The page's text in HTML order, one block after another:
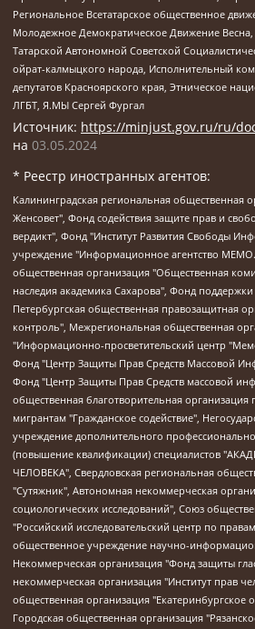
Региональное Всетатарское общественное
Молодежное Демократическое Движение
Татарской Автономной Советской
ойрат-калмыцкого народа, Исполнительный
депутатов Красноярского края, Этническое
ЛГБТ, Я.МЫ Сергей Фургал
Источник: https://minjust.gov.ru/ru/
на 03.05.2024
* Реестр иностранных агентов:
Калининградская региональная общественная организация "Экозащита!-Женсовет", Фонд содействия защите прав и свобод граждан "Общественный вердикт", Фонд "Институт Развития Свободы Информации", Частное учреждение "Информационное агентство МЕМО. РУ", Региональная общественная организация "Общественная комиссия по сохранению наследия академика Сахарова", Фонд поддержки свободы прессы, Санкт-Петербургская общественная правозащитная организация "Гражданский контроль", Межрегиональная общественная организация "Информационно-просветительский центр "Мемориал", Региональный Фонд "Центр Защиты Прав Средств Массовой Информации", с 05.12.2023 Фонд "Центр Защиты Прав Средств массовой информации", Региональная общественная благотворительная организация помощи беженцам и мигрантам "Гражданское содействие", Негосударственное образовательное учреждение дополнительного профессионального образования (повышение квалификации) специалистов "АКАДЕМИЯ ПО ПРАВАМ ЧЕЛОВЕКА", Свердловская региональная общественная организация "Сутяжник", Автономная некоммерческая организация "Центр независимых социологических исследований", Союз общественных объединений "Российский исследовательский центр по правам человека", Региональное общественное учреждение научно-информационный центр "МЕМОРИАЛ", Некоммерческая организация "Фонд защиты гласности", Автономная некоммерческая организация "Институт прав человека", Городская общественная организация "Екатеринбургское общество "МЕМОРИАЛ", Городская общественная организация "Рязанское историко-просветительское и правозащитное общество "Мемориал" (Рязанский Мемориал), Челябинский региональный орган общественной самодеятельности – женское общественное объединение "Женщины Евразии", Челябинский региональный орган общественной самодеятельности "Уральская правозащитная группа", Фонд содействия защите здоровья и социальной справедливости имени Андрея Рылькова, Автономная Некоммерческая Организация "Аналитический Центр Юрия Левады", Автономная некоммерческая организация социальной поддержки населения "Проект Апрель", Региональная общественная организация помощи женщинам и детям, находящимся в кризисной ситуации "Информационно-методический центр "Анна", Фонд содействия развитию массовых коммуникаций и правовому просвещению "Так-так-Так", Фонд содействия устойчивому развитию "Серебряная тайга", Свердловский региональный общественный фонд социальных проектов "Новое время", "Idel.Реалии", Кавказ.Реалии, Крым.Реалии, Телеканал Настоящее Время, Татаро-башкирская служба Радио Свобода (Azatliq Radiosi), Радио Свободная Европа/Радио Свобода (PCE/PC), "Сибирь.Реалии", "Фактограф", Благотворительный фонд помощи осужденным и их семьям, Автономная некоммерческая организация "Институт глобализации и социальных движений", Фонд "В защиту прав заключенных", Частное учреждение "Центр поддержки и содействия развитию средств массовой информации", Пензенский региональный общественный благотворительный фонд "Гражданский союз", "Север.Реалии", Некоммерческая организация Фонд "Правовая инициатива", Общество с ограниченной ответственностью "Радио Свободная Европа/Радио Свобода", Чешское информационное агентство "MEDIUM-ORIENT", Красноярская региональная общественная организация "Мы против СПИДа", Камалягин Денис Николаевич, Маркелов Сергей Евгеньевич, Пономарев Лев Александрович, Савицкая Людмила Алексеевна, Автономная некоммерческая организация "Центр по работе с проблемой насилия "НАСИЛИЮ.НЕТ", Межрегиональный профессиональный союз работников здравоохранения "Альянс врачей", Юридическое лицо, зарегистрированное в Латвийской Республике, SIA "Medusa Project" (регистрационный номер 40103797863, дата регистрации 10.06.2014), Некоммерческая организация "Фонд по борьбе с коррупцией", Автономная некоммерческая организация "Институт права и публичной политики", Баданин Роман Сергеевич, Гликин Максим Александрович, Железнова Мария Михайловна, Лукьянова Юлия Сергеевна, Маетная Елизавета Витальевна, Маняхин Петр Борисович, Чуракова Ольга Владимировна, Ярош Юлия Петровна, Юридическое лицо "The Insider SIA", зарегистрированное в Риге, Латвийская Республика (дата регистрации 26.06.2015), являющееся администратором доменного имени интернет-издания "The Insider SIA", https://theins.ru, Постернак Алексей Евгеньевич, Рубин Михаил Аркадьевич, Анин Роман Александрович, Юридическое лицо Istories fonds, зарегистрированное в Латвийской Республике (регистрационный номер 50008295751, дата регистрации 24.02.2020), Великовский Дмитрий Александрович, Долинина Ирина Николаевна, Мароховская Алеся Алексеевна, Шлейнов Роман Юрьевич, Шмагун Олеся Валентиновна, Общество с ограниченной ответственностью "Альтаир 2021", Общество с ограниченной ответственностью "Вега 2021", Общество с ограниченной ответственностью "Главный редактор 2021", Общество с ограниченной ответственностью "Ромашки монолит", Важенков Артем Валерьевич, Ивановская областная общественная организация "Центр гендерных исследований", Гурман Юрий Альбертович, Медиапроект "ОВД-Инфо", Егоров Владимир Владимирович, Жилинский Владимир Александрович, Общество с ограниченной ответственностью "ЗП", Иванова София Юрьевна, Карезина Инна Павловна, Кильтау Екатерина Викторовна, Петров Алексей Викторович, Пискунов Сергей Евгеньевич, Смирнов Сергей Сергеевич, Тихонов Михаил Сергеевич, Общество с ограниченной ответственностью "ЖУРНАЛИСТ-ИНОСТРАННЫЙ АГЕНТ", Арапова Галина Юрьевна, Вольтская Татьяна Анатольевна, Американская компания "Mason G.E.S. Anonymous Foundation" (США), являющаяся владельцем интернет-издания https://mnews.world/, Компания "Stichting Bellingcat", зарегистрированная в Нидерландах (дата регистрации 11.07.2018), Захаров Андрей Вячеславович, Клепиковская Екатерина Дмитриевна, Общество с ограниченной ответственностью "МЕМО", Перл Роман Александрович, Симонов Евгений Алексеевич, Соловьева Елена Анатольевна, Сотников Даниил Владимирович, Сурначева Елизавета Дмитриевна, Автономная некоммерческая организация по защите прав человека и информированию населения "Якутия – Наше Мнение", Общество с ограниченной ответственностью "Москоу диджитал медиа", с 26.01.2023 Общество с ограниченной ответственностью "Чайка Белые сады", Ветошкина Валерия Валерьевна, Заговора Максим Александрович, Межрегиональное общественное движение "Российская ЛГБТ - сеть", Оленичев Максим Владимирович, Павлов Иван Юрьевич, Скворцова Елена Сергеевна, Общество с ограниченной ответственностью "Как бы инагент", Кочетков Игорь Викторович, Общество с ограниченной ответственностью "Честные выборы", Еланчик Олег Александрович, Общество с ограниченной